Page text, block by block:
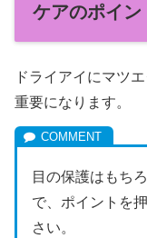
ケアのポイン
ドライアイにマツ
重要になります。
目の保護はもち
で、ポイントを
さい。